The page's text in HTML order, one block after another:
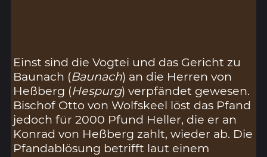
Einst sind die Vogtei und das Gericht zu
Baunach (Baunach) an die Herren von
Heßberg (Hespurg) verpfändet gewesen.
Bischof Otto von Wolfskeel löst das Pfand
jedoch für 2000 Pfund Heller, die er an
Konrad von Heßberg zahlt, wieder ab. Die
Pfandablösung betrifft laut einem